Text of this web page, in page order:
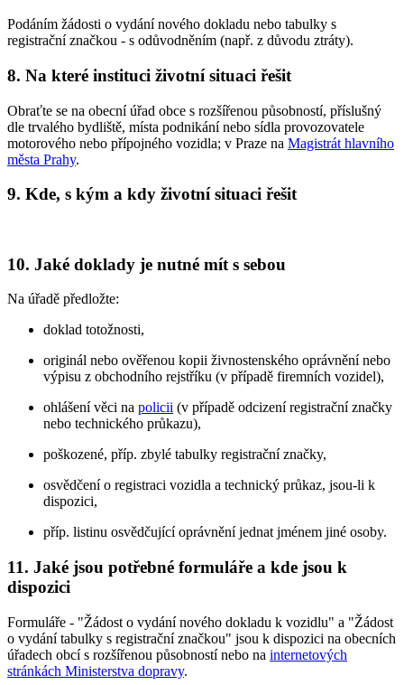
Podáním žádosti o vydání nového dokladu nebo tabulky s
registrační značkou - s odůvodněním (např. z důvodu ztráty).
8. Na které instituci životní situaci řešit
Obraťte se na obecní úřad obce s rozšířenou působností, příslušný
dle trvalého bydliště, místa podnikání nebo sídla provozovatele
motorového nebo přípojného vozidla; v Praze na Magistrát hlavního
města Prahy.
9. Kde, s kým a kdy životní situaci řešit
10. Jaké doklady je nutné mít s sebou
Na úřadě předložte:
doklad totožnosti,
originál nebo ověřenou kopii živnostenského oprávnění nebo
výpisu z obchodního rejstříku (v případě firemních vozidel),
ohlášení věci na policii (v případě odcizení registrační značky
nebo technického průkazu),
poškozené, příp. zbylé tabulky registrační značky,
osvědčení o registraci vozidla a technický průkaz, jsou-li k
dispozici,
příp. listinu osvědčující oprávnění jednat jménem jiné osoby.
11. Jaké jsou potřebné formuláře a kde jsou k
dispozici
Formuláře - "Žádost o vydání nového dokladu k vozidlu" a "Žádost
o vydání tabulky s registrační značkou" jsou k dispozici na obecních
úřadech obcí s rozšířenou působností nebo na internetových
stránkách Ministerstva dopravy.